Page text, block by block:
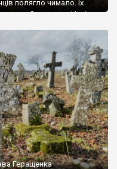
полягло чимало. Їх
Замковим. Нині на
де епітафії стер […]
Геращенка